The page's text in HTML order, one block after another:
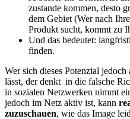
zustande kommen, desto
dem Gebiet (Wer nach
Produkt sucht, kommt zu
Und das bedeutet:
finden.
Wer sich dieses Potenzial
lässt, der denkt in die falsche
in sozialen Netzwerken nimmt
jedoch im Netz aktiv ist, kann
zuzuschauen, wie das Image